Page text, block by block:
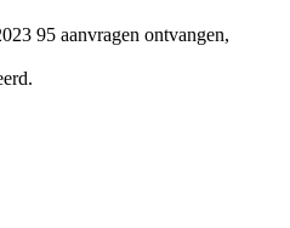
95 aanvragen ontvangen,